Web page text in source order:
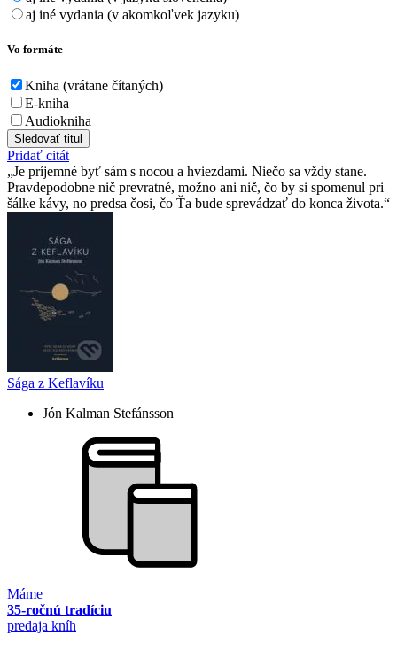
aj iné vydania (v akomkoľvek jazyku)
Vo formáte
Kniha (vrátane čítaných)
E-kniha
Audiokniha
Sledovať titul
Pridať citát
Je príjemné byť sám s nocou a hviezdami. Niečo sa vždy stane.
Pravdepodobne nič prevratné, možno ani nič, čo by si spomenul pri
šálke kávy, no predsa čosi, čo Ťa bude sprevádzať do konca života.
Sága z Keflavíku
Jón Kalman Stefánsson
Máme
35-ročnú tradíciu
predaja kníh